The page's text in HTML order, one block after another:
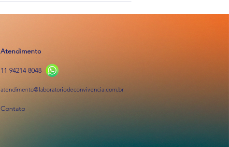
Atendimento
11 94214 8048
atendimento@laboratoriodeconvivencia.com.br
Contato